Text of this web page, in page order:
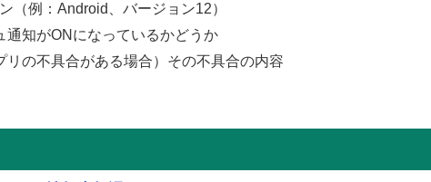
（例：Android、バージョン12）
通知がONになっているかどうか
リの不具合がある場合）その不具合の内容